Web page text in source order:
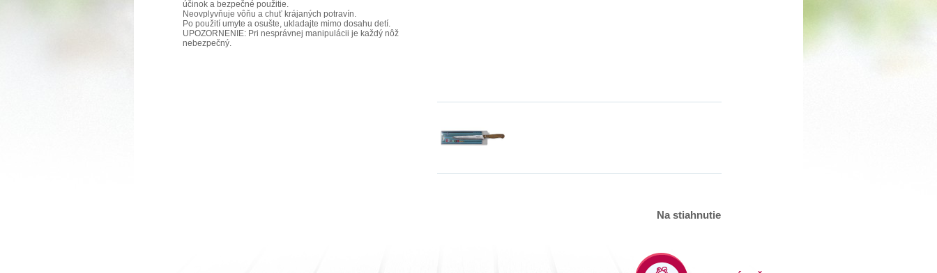
Na stiahnutie
účinok a bezpečné použitie.
Neovplyvňuje vôňu a chuť krájaných potravín.
Po použití umyte a osušte, ukladajte mimo dosahu detí.
UPOZORNENIE: Pri nesprávnej manipulácii je každý nôž
nebezpečný.